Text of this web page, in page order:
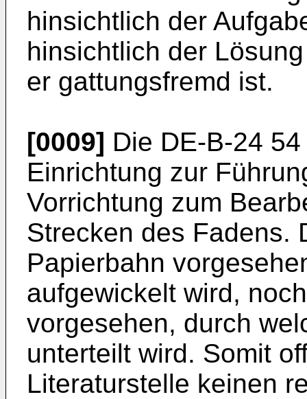
hinsichtlich der
hinsichtlich der
er gattungsfremd ist.
[0009] Die DE-B-24
Einrichtung zur
Vorrichtung zum
Strecken des Fadens.
Papierbahn
aufgewickelt wird,
vorgesehen, durch
unterteilt wird. Somit
Literaturstelle keinen